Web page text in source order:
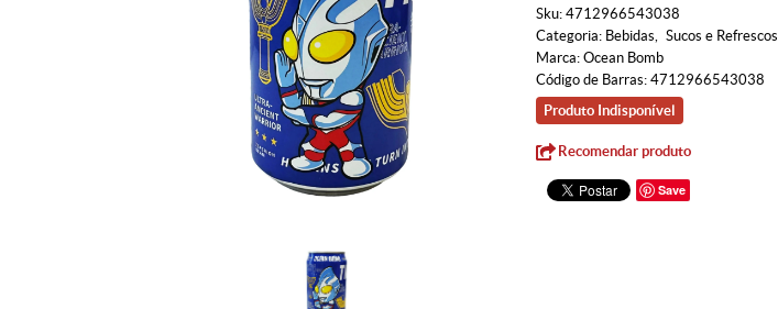
Sku: 4712966543038
Categoria: Bebidas
Sucos e Refrescos
Marca: Ocean Bomb
Código de Barras: 4712966543038
Produto Indisponível
Recomendar produto
Save